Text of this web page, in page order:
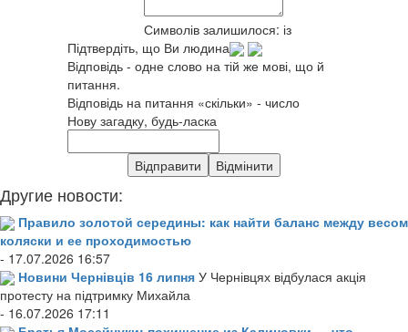
Символів залишилося: із
Підтвердіть, що Ви людина
Відповідь - одне слово на тій же мові, що й
питання.
Відповідь на питання «скільки» - число
Нову загадку, будь-ласка
Другие новости:
Правило золотой середины: как найти баланс между весом
коляски и ее проходимостью
- 17.07.2026 16:57
Новини Чернівців 16 липня У Чернівцях відбулася акція
протесту на підтримку Михайла
- 16.07.2026 17:11